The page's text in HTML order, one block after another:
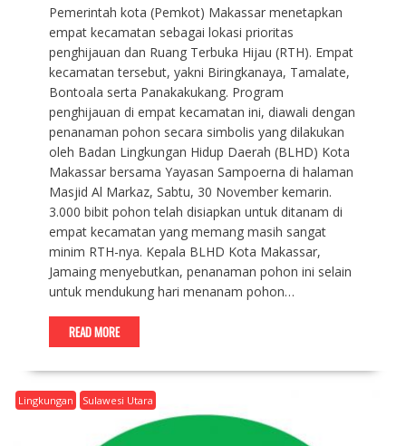
Pemerintah kota (Pemkot) Makassar menetapkan
empat kecamatan sebagai lokasi prioritas
penghijauan dan Ruang Terbuka Hijau (RTH). Empat
kecamatan tersebut, yakni Biringkanaya, Tamalate,
Bontoala serta Panakakukang. Program
penghijauan di empat kecamatan ini, diawali dengan
penanaman pohon secara simbolis yang dilakukan
oleh Badan Lingkungan Hidup Daerah (BLHD) Kota
Makassar bersama Yayasan Sampoerna di halaman
Masjid Al Markaz, Sabtu, 30 November kemarin.
3.000 bibit pohon telah disiapkan untuk ditanam di
empat kecamatan yang memang masih sangat
minim RTH-nya. Kepala BLHD Kota Makassar,
Jamaing menyebutkan, penanaman pohon ini selain
untuk mendukung hari menanam pohon…
READ MORE
Lingkungan Sulawesi Utara